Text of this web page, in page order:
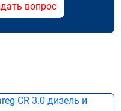
вопрос